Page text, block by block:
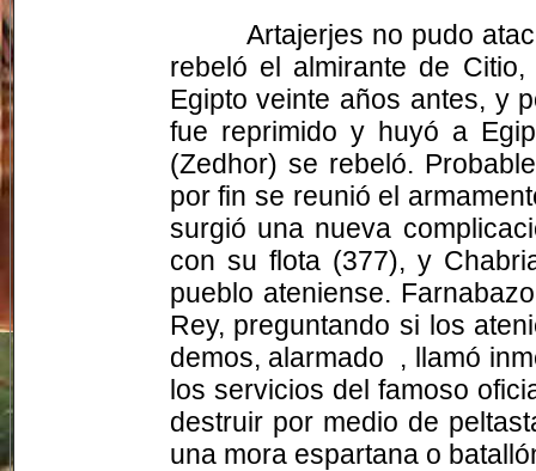
Artajerjes no pudo
rebeló el almirante de
Egipto veinte años antes, y
fue reprimido y huyó a
(Zedhor) se rebeló.
por fin se reunió el
surgió una nueva
con su flota (377), y
pueblo ateniense.
Rey, preguntando si los
demos, alarmado
, llamó
los servicios del famoso
destruir por medio de
una mora espartana o